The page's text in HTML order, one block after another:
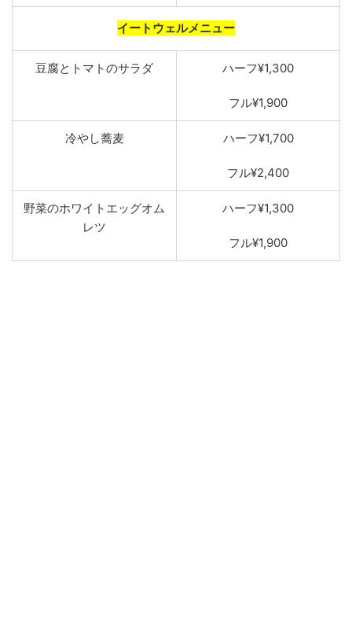
イートウェルメニュー
豆腐とトマトのサラダ ハーフ¥1,300
フル¥1,900
冷やし蕎麦 ハーフ¥1,700
フル¥2,400
野菜のホワイトエッグオム
レツ
ハーフ¥1,300
フル¥1,900